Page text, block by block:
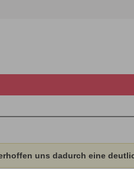
uns dadurch eine